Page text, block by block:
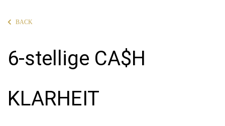
BACK
6-stellige CA$H
KLARHEIT